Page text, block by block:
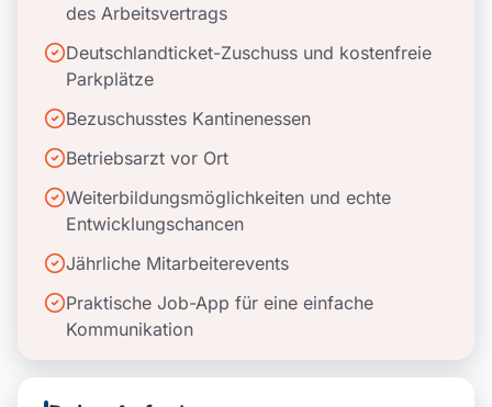
des Arbeitsvertrags
Deutschlandticket-Zuschuss und kostenfreie
Parkplätze
Bezuschusstes Kantinenessen
Betriebsarzt vor Ort
Weiterbildungsmöglichkeiten und echte
Entwicklungschancen
Jährliche Mitarbeiterevents
Praktische Job-App für eine einfache
Kommunikation